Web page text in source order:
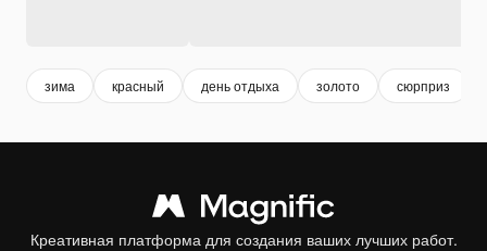
зима красный день отдыха золото сюрприз
Креативная платформа для создания ваших лучших работ.